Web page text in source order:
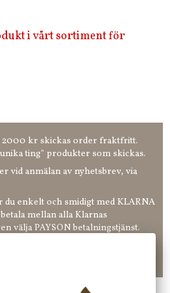
i vårt sortiment för
2000 kr skickas order fraktfritt.
ting" produkter som skickas.
vid anmälan av nyhetsbrev, via
enkelt och smidigt med KLARNA
mellan alla Klarnas
välja PAYSON betalningstjänst.